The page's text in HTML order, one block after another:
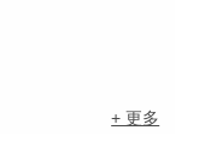
+ 更多